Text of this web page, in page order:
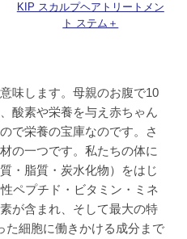
KIP スカルプヘアトリートメン
ト ステム＋
味します。母親のお腹で10
酸素や栄養を与え赤ちゃん
で栄養の宝庫なのです。さ
の一つです。私たちの体に
・脂質・炭水化物）をはじ
ペプチド・ビタミン・ミネ
が含まれ、そして最大の特
た細胞に働きかける成分まで